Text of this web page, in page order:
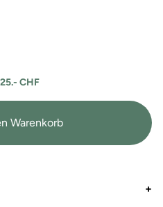
CHF
Warenkorb
+